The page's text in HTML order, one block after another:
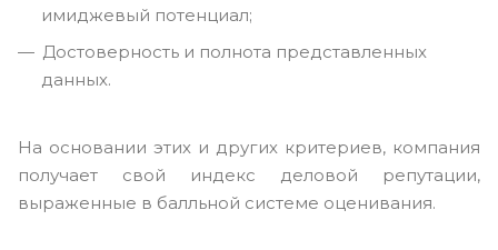
имиджевый потенциал;
Достоверность и полнота представленных
данных.
На основании этих и других критериев, компания
получает свой индекс деловой репутации,
выраженные в балльной системе оценивания.